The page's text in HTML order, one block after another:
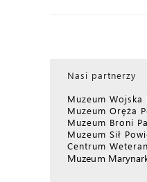
Nasi partnerzy
Muzeum Wojska
Muzeum Oręża
Muzeum Broni
Muzeum Sił
Centrum
Muzeum